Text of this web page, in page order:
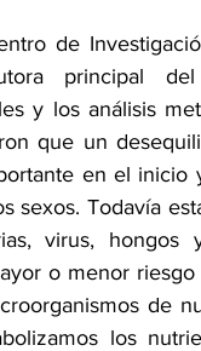
de
principal
y los análisis
que un
en el
sexos. Todavía
virus, hongos
o menor
de
los